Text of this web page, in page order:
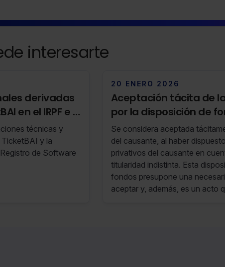
interesarte
derivadas
en el IRPF e IS
técnicas y
y la
de Software
20 ENERO 2026
Aceptación tácita de
por la disposición de
privativos del
13 de Enero de 2026 al
de 2026)
Se considera aceptada
del causante, al haber
privativos del causante en
titularidad indistinta. Esta
fondos presupone una
aceptar y, además, es un acto